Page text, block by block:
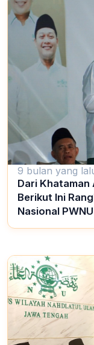
9 bulan yang
Dari Khataman
Berikut Ini
Nasional